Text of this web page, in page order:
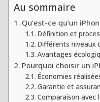
Au sommaire
Qu’est-ce qu’un
Définition et
Différents niveaux
Avantages
Pourquoi choisir un
Économies
Garantie et
Comparaison avec